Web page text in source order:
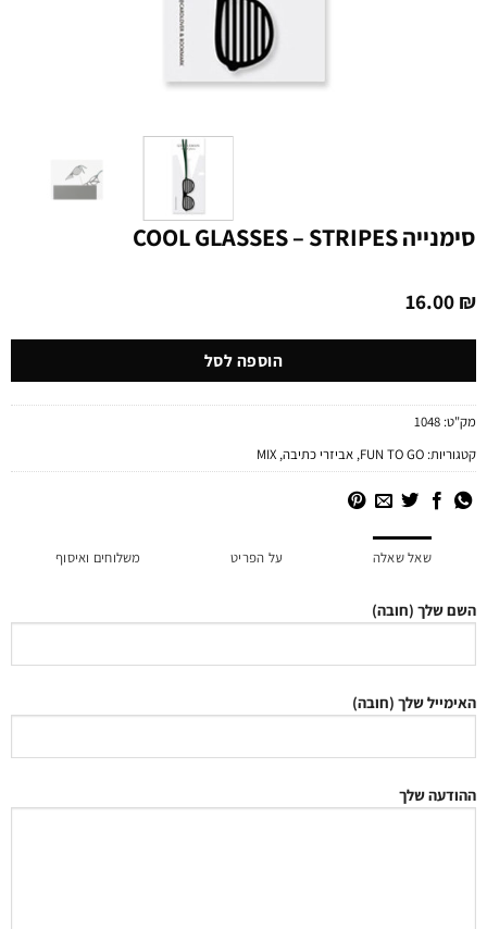
סימנייה COOL GLASSES – STRIPES
16.00₪
הוספה לסל
מק"ט:1048
קטגוריות:FUN TO GO
,אביזרי כתיבה,
MIX
שאל שאלה על הפריט משלוחים ואיסוף
השם שלך (חובה)
האימייל שלך (חובה)
ההודעה שלך